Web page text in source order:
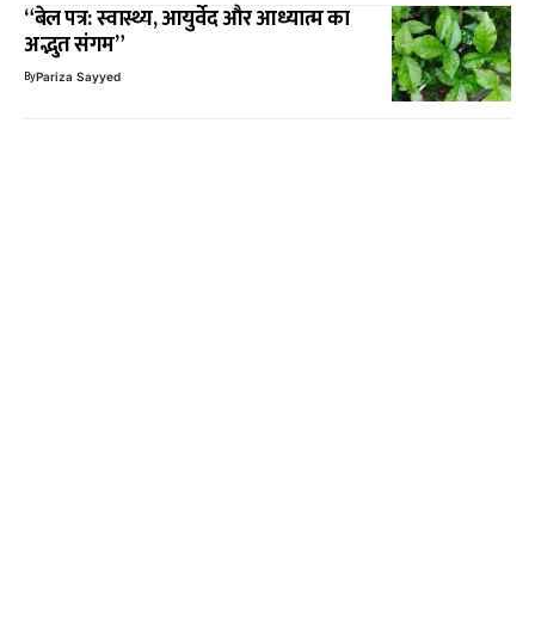
“बेल पत्र: स्वास्थ्य, आयुर्वेद और आध्यात्म का
अद्भुत संगम”
ByPariza Sayyed